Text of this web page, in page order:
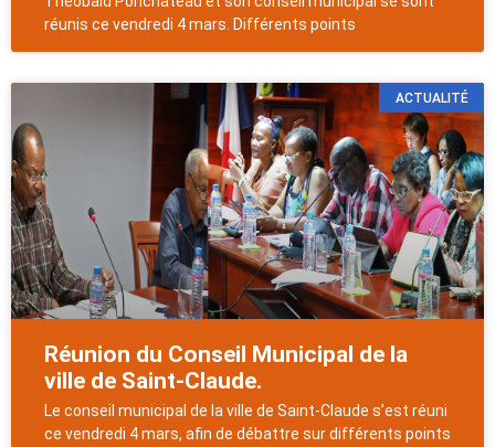
réunis ce vendredi 4 mars. Différents points
ACTUALITÉ
Réunion du Conseil Municipal de la
ville de Saint-Claude.
Le conseil municipal de la ville de Saint-Claude s’est réuni
ce vendredi 4 mars, afin de débattre sur différents points